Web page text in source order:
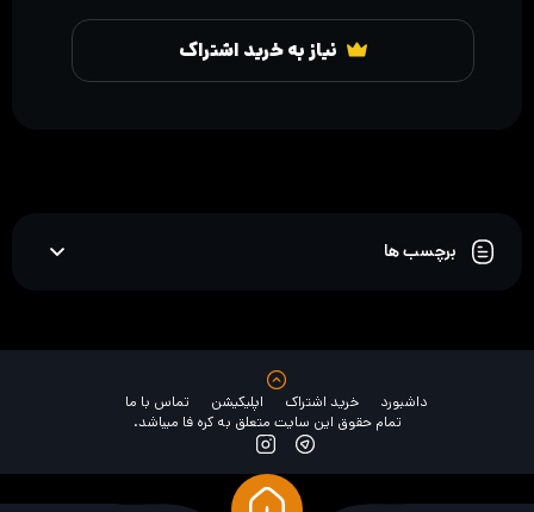
نیاز به خرید اشتراک
برچسب ها
داشبورد خرید اشتراک اپلیکیشن
تماس با ما
تمام حقوق این سایت متعلق به کره فا میباشد.